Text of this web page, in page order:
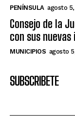
PENÍNSULA agosto
Consejo de la
con sus
MUNICIPIOS agosto
SUBSCRIBETE